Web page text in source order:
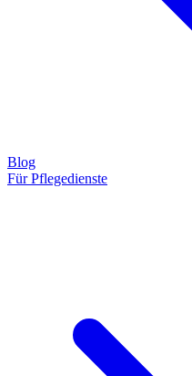
Blog
Für Pflegedienste